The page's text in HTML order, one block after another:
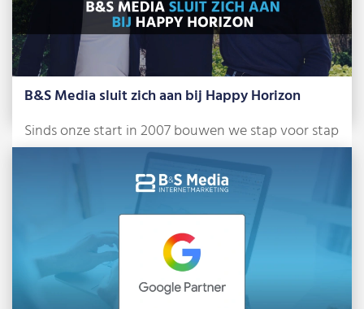
B&S Media sluit zich aan bij Happy Horizon
Sinds onze start in 2007 bouwen we stap voor stap
aan ons bureau. Anno […]
Lees meer »